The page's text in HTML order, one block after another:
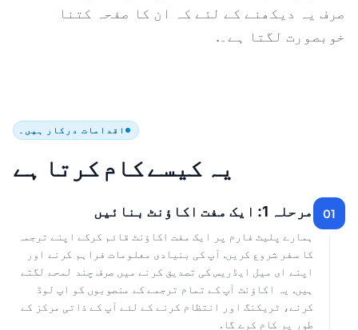
صرف یہ دیکھنے کے لئے کہ ان کا صفحہ کتنا
خوبصورت لگتا ہے۔.
اقدامات درکار ہیں۔
یہ کیسے کام کرتا ہے
01 مرحلہ 1: ایک مفت اکاؤنٹ بنائیں
ہمارے پلیٹ فارم پر ایک مفت اکاؤنٹ قائم کرکے اپنے ترجمہ
کا سفر شروع کریں. آپ کی بنیادی معلومات فراہم کرنے اور
اپنے ای میل ایڈریس کی تصدیق کرنے میں صرف چند لمحے لگتے
ہیں. یہ اکاؤنٹ آپ کے تمام ترجمے کے منصوبوں کو اپ لوڈ
کرنے، ٹریکنگ اور انتظام کرنے کے لئے آپ کے ذاتی مرکز کے
طور پر کام کرے گا.